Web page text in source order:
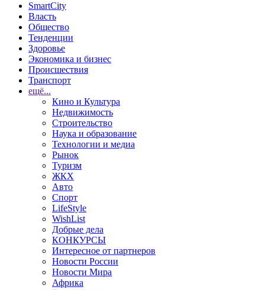
SmartCity
Власть
Общество
Тенденции
Здоровье
Экономика и бизнес
Происшествия
Транспорт
ещё...
Кино и Культура
Недвижимость
Строительство
Наука и образование
Технологии и медиа
Рынок
Туризм
ЖКХ
Авто
Спорт
LifeStyle
WishList
Добрые дела
КОНКУРСЫ
Интересное от партнеров
Новости России
Новости Мира
Африка